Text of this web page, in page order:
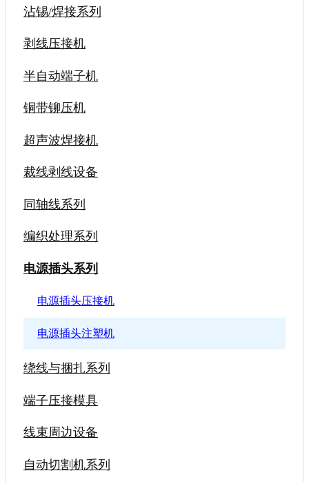
沾锡/焊接系列
剥线压接机
半自动端子机
铜带铆压机
超声波焊接机
裁线剥线设备
同轴线系列
编织处理系列
电源插头系列
电源插头压接机
电源插头注塑机
绕线与捆扎系列
端子压接模具
线束周边设备
自动切割机系列